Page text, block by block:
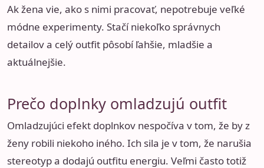
Ak žena vie, ako s nimi pracovať, nepotrebuje veľké
módne experimenty. Stačí niekoľko správnych
detailov a celý outfit pôsobí ľahšie, mladšie a
aktuálnejšie.
Prečo doplnky omladzujú outfit
Omladzujúci efekt doplnkov nespočíva v tom, že by z
ženy robili niekoho iného. Ich sila je v tom, že narušia
stereotyp a dodajú outfitu energiu. Veľmi často totiž